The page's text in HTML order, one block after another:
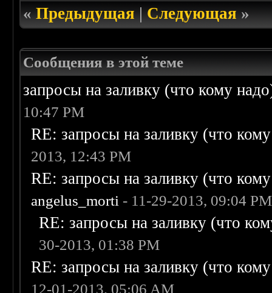
«Предыдущая|Следующая»
Сообщения в этой теме
запросы на заливку (что кому
10:47 PM
RE: запросы на заливку (что
2013, 12:43 PM
RE: запросы на заливку (что
angelus_morti - 11-29-2013, 09:04 PM
RE: запросы на заливку (что
30-2013, 01:38 PM
RE: запросы на заливку (что
12-01-2013, 05:06 AM